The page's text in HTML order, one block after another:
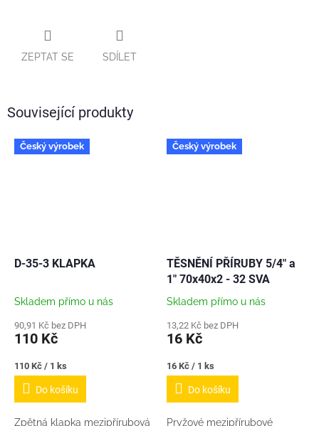
ZEPTAT SE SDÍLET
Související produkty
Český výrobek
D-35-3 KLAPKA
Skladem přímo u nás
90,91 Kč bez DPH
110 Kč
Měrná
cena:
110 Kč / 1 ks
Do košíku
Zpětná klapka mezipřírubová
Český výrobek
TĚSNĚNÍ PŘÍRUBY 5/4" a
1" 70x40x2 - 32 SVA
Skladem přímo u nás
13,22 Kč bez DPH
16 Kč
Měrná
cena:
16 Kč / 1 ks
Do košíku
Pryžové mezipřírubové